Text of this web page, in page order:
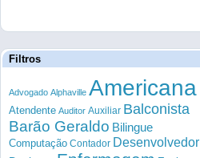
Filtros
Advogado Alphaville Americana
Atendente Auditor Auxiliar Balconista
Barão Geraldo Bilingue
Computação Contador Desenvolvedor